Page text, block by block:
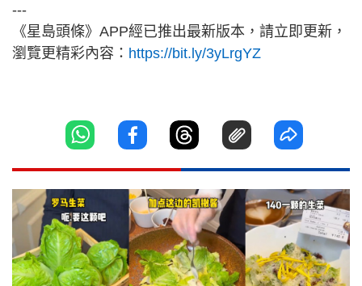
---
《星島頭條》APP經已推出最新版本，請立即更新，
瀏覽更精彩內容： https://bit.ly/3yLrgYZ